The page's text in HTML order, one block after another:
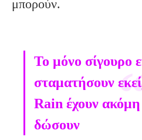
μπορούν.
Το μόνο σίγουρο
σταματήσουν
Rain έχουν
δώσουν